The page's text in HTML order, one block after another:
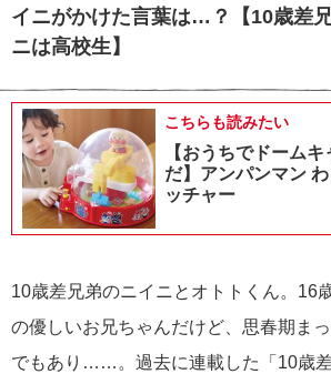
イニがかけた言葉は…？【10歳差
ニは高校生】
こちらも読みたい
【おうちでドーム
だ】アンパンマン
ッチャー
10歳差兄弟のニイニとオトトくん。16
の優しいお兄ちゃんだけど、思春期ま
でもあり……。過去に連載した「10歳